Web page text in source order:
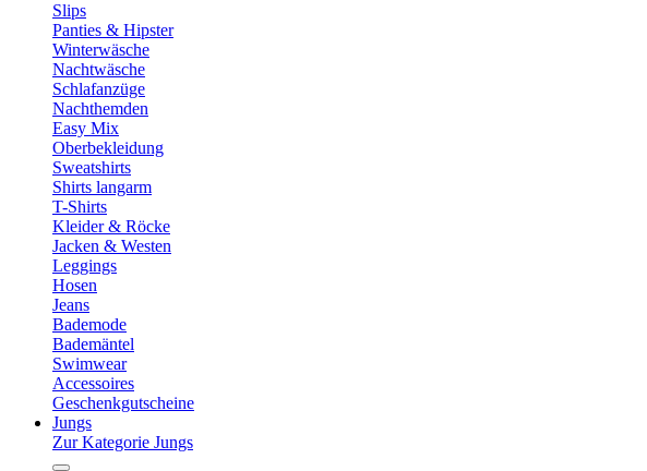
Slips
Panties & Hipster
Winterwäsche
Nachtwäsche
Schlafanzüge
Nachthemden
Easy Mix
Oberbekleidung
Sweatshirts
Shirts langarm
T-Shirts
Kleider & Röcke
Jacken & Westen
Leggings
Hosen
Jeans
Bademode
Bademäntel
Swimwear
Accessoires
Geschenkgutscheine
Jungs
Zur Kategorie Jungs